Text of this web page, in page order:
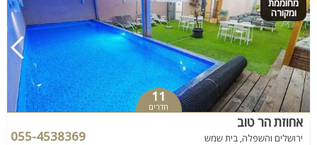
מחוממת
ומקורה
11
חדרים
אחוזת הר טוב
ירושלים והשפלה, בית שמש 055-4538369